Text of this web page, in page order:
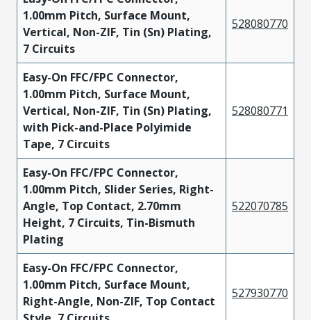
1.00mm Pitch, Surface Mount,
Vertical, Non-ZIF, Tin (Sn) Plating,
7 Circuits
528080770
Easy-On FFC/FPC Connector,
1.00mm Pitch, Surface Mount,
Vertical, Non-ZIF, Tin (Sn) Plating,
with Pick-and-Place Polyimide
Tape, 7 Circuits
528080771
Easy-On FFC/FPC Connector,
1.00mm Pitch, Slider Series, Right-
Angle, Top Contact, 2.70mm
Height, 7 Circuits, Tin-Bismuth
Plating
522070785
Easy-On FFC/FPC Connector,
1.00mm Pitch, Surface Mount,
Right-Angle, Non-ZIF, Top Contact
527930770